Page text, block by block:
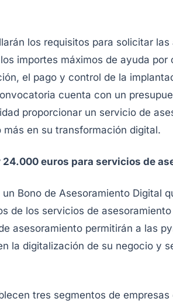
los requisitos para solicitar
importes máximos de ayuda
el pago y control de la
cuenta con un
proporcionar un servicio de
en su transformación digital.
24.000 euros para servicios de
Bono de Asesoramiento Digital
de los servicios de
asesoramiento permitirán a las
la digitalización de su negocio y
tres segmentos de